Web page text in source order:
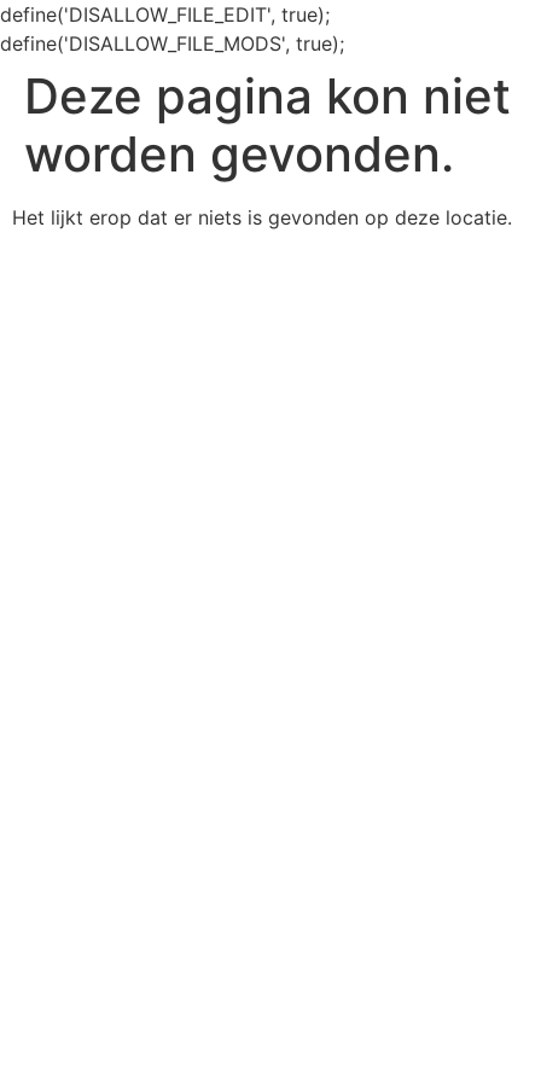
define('DISALLOW_FILE_EDIT', true);
define('DISALLOW_FILE_MODS', true);
Deze pagina kon niet
worden gevonden.
Het lijkt erop dat er niets is gevonden op deze locatie.